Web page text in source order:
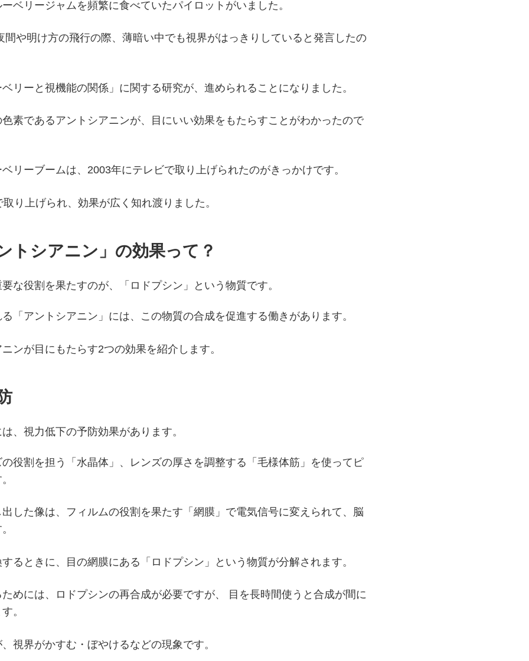
ベリージャムを頻繁に食べていたパイロットがいました。
間や明け方の飛行の際、薄暗い中でも視界がはっきりしていると発言したの
リーと視機能の関係」に関する研究が、進められることになりました。
素であるアントシアニンが、目にいい効果をもたらすことがわかったので
リーブームは、2003年にテレビで取り上げられたのがきっかけです。
り上げられ、効果が広く知れ渡りました。
トシアニン」の効果って？
な役割を果たすのが、「ロドプシン」という物質です。
「アントシアニン」には、この物質の合成を促進する働きがあります。
ンが目にもたらす2つの効果を紹介します。
、視力低下の予防効果があります。
役割を担う「水晶体」、レンズの厚さを調整する「毛様体筋」を使ってピ
した像は、フィルムの役割を果たす「網膜」で電気信号に変えられて、脳
るときに、目の網膜にある「ロドプシン」という物質が分解されます。
めには、ロドプシンの再合成が必要ですが、 目を長時間使うと合成が間に
。
視界がかすむ・ぼやけるなどの現象です。